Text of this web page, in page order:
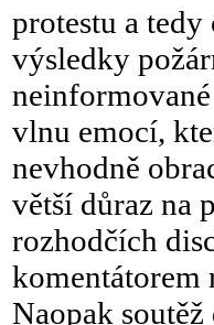
protestu a
výsledky
vlnu emocí,
nevhodně
větší důraz na
rozhodčích
komentátorem
Naopak